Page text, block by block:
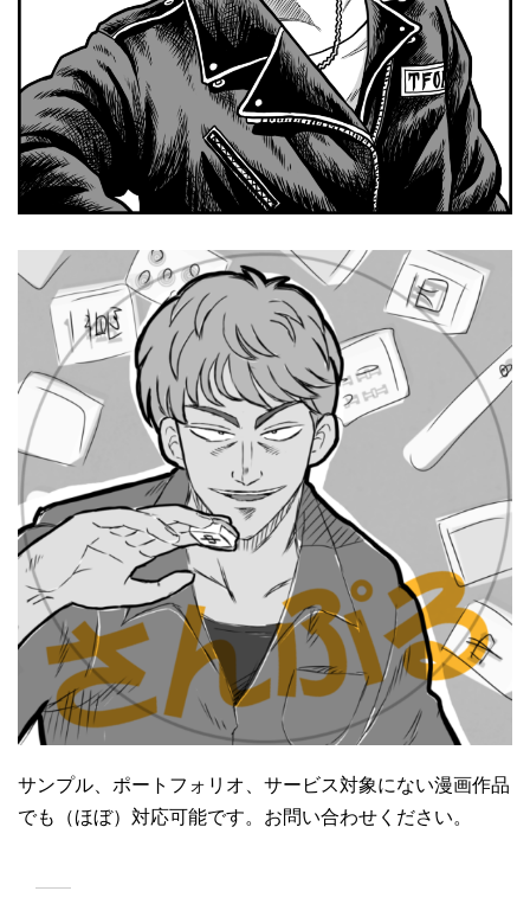
サンプル、ポートフォリオ、サービス対象にない漫画作品
でも（ほぼ）対応可能です。お問い合わせください。